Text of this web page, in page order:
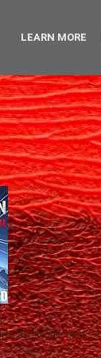
favorite books »
LEARN MORE